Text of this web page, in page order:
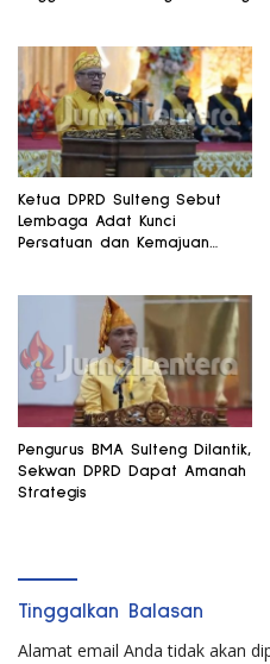
Ketua DPRD Sulteng Sebut
Lembaga Adat Kunci
Persatuan dan Kemajuan
Pengurus BMA Sulteng Dilantik,
Sekwan DPRD Dapat Amanah
Strategis
Tinggalkan Balasan
Alamat email Anda tidak akan